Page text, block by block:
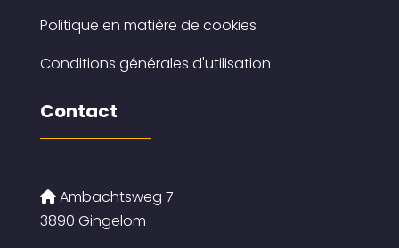
Politique en matière de cookies
Conditions générales d'utilisation
Contact
Ambachtsweg 7
3890 Gingelom